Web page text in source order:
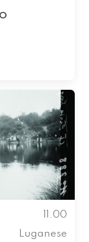
11.00
Luganese